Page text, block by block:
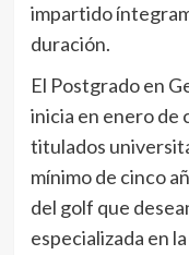
impartido
duración.
El Postgrado en
inicia en enero de
titulados
mínimo de cinco
del golf que
especializada en